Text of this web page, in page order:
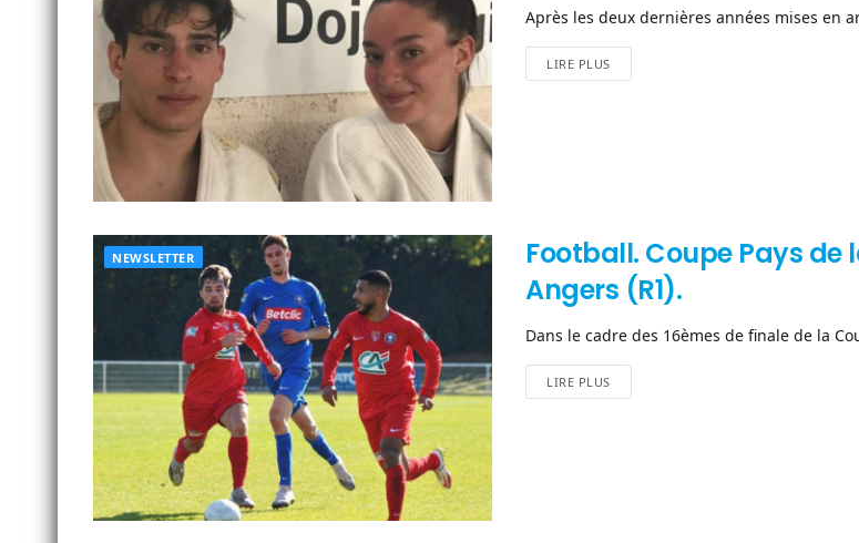
Après les deux dernières années mises en
LIRE PLUS
NEWSLETTER
Football. Coupe Pays de
Angers (R1).
Dans le cadre des 16èmes de finale de la
LIRE PLUS